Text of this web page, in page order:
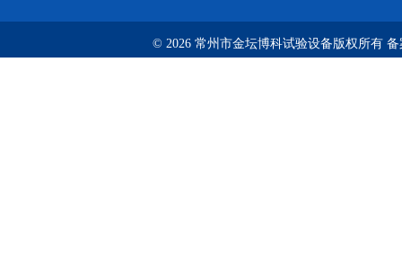
© 2026 常州市金坛博科试验设备版权所有 备